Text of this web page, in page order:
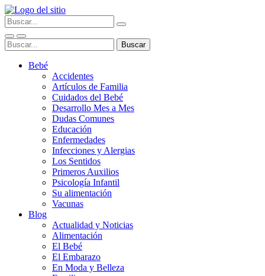
Bebé
Accidentes
Artículos de Familia
Cuidados del Bebé
Desarrollo Mes a Mes
Dudas Comunes
Educación
Enfermedades
Infecciones y Alergias
Los Sentidos
Primeros Auxilios
Psicología Infantil
Su alimentación
Vacunas
Blog
Actualidad y Noticias
Alimentación
El Bebé
El Embarazo
En Moda y Belleza